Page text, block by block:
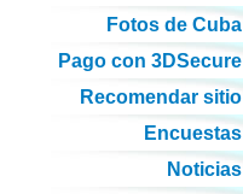
Fotos de Cuba
Pago con 3DSecure
Recomendar sitio
Encuestas
Noticias